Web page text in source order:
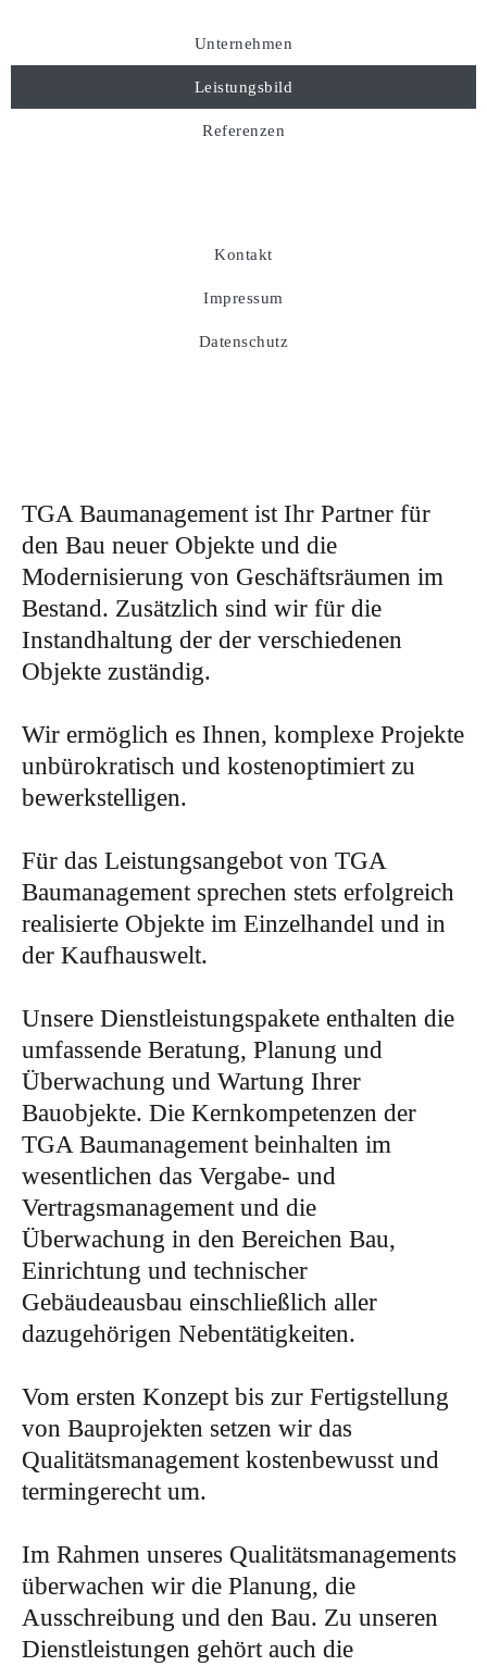
Unternehmen
Leistungsbild
Referenzen
Kontakt
Impressum
Datenschutz
TGA Baumanagement ist Ihr Partner für
den Bau neuer Objekte und die
Modernisierung von Geschäftsräumen im
Bestand. Zusätzlich sind wir für die
Instandhaltung der der verschiedenen
Objekte zuständig.
Wir ermöglich es Ihnen, komplexe Projekte
unbürokratisch und kostenoptimiert zu
bewerkstelligen.
Für das Leistungsangebot von TGA
Baumanagement sprechen stets erfolgreich
realisierte Objekte im Einzelhandel und in
der Kaufhauswelt.
Unsere Dienstleistungspakete enthalten die
umfassende Beratung, Planung und
Überwachung und Wartung Ihrer
Bauobjekte. Die Kernkompetenzen der
TGA Baumanagement beinhalten im
wesentlichen das Vergabe- und
Vertragsmanagement und die
Überwachung in den Bereichen Bau,
Einrichtung und technischer
Gebäudeausbau einschließlich aller
dazugehörigen Nebentätigkeiten.
Vom ersten Konzept bis zur Fertigstellung
von Bauprojekten setzen wir das
Qualitätsmanagement kostenbewusst und
termingerecht um.
Im Rahmen unseres Qualitätsmanagements
überwachen wir die Planung, die
Ausschreibung und den Bau. Zu unseren
Dienstleistungen gehört auch die